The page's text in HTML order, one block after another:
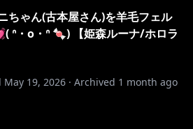
ちゃん(古本屋さん)を羊毛フェル
ᐢ・o・ᐢ 🍬) 【姫森ルーナ/ホロラ
May 19, 2026 · Archived 1 month ago